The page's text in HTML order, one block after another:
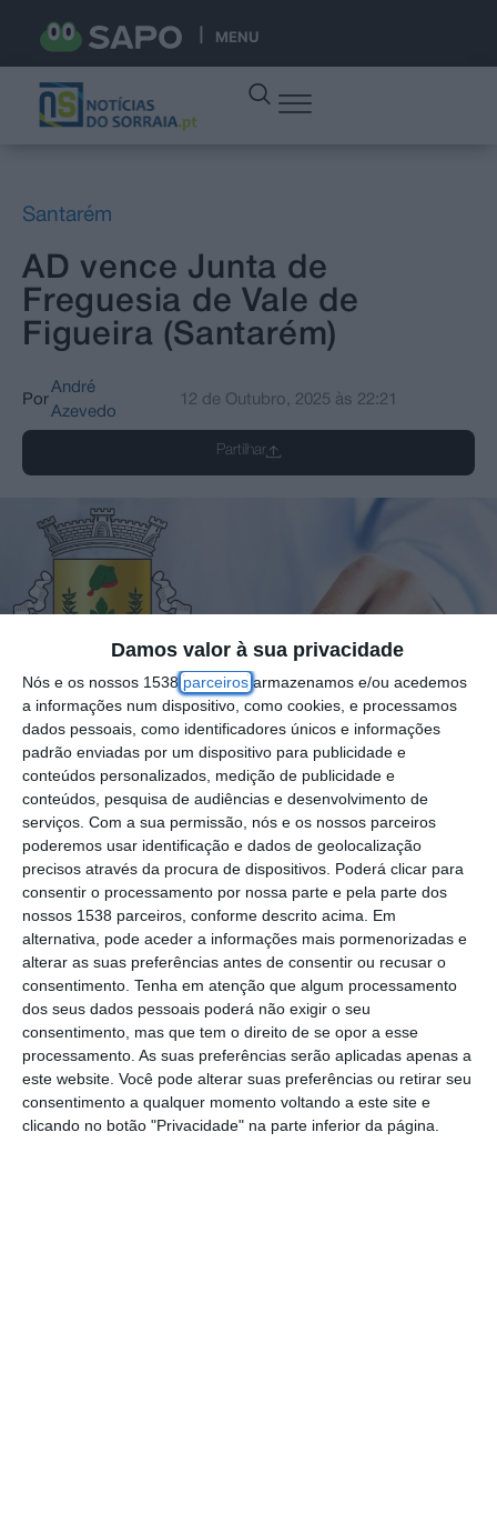
Damos valor à sua privacidade
Nós e os nossos 1538 parceiros armazenamos e/ou acedemos
a informações num dispositivo, como cookies, e processamos
dados pessoais, como identificadores únicos e informações
padrão enviadas por um dispositivo para publicidade e
conteúdos personalizados, medição de publicidade e
conteúdos, pesquisa de audiências e desenvolvimento de
serviços. Com a sua permissão, nós e os nossos parceiros
poderemos usar identificação e dados de geolocalização
precisos através da procura de dispositivos. Poderá clicar para
consentir o processamento por nossa parte e pela parte dos
nossos 1538 parceiros, conforme descrito acima. Em
alternativa, pode aceder a informações mais pormenorizadas e
alterar as suas preferências antes de consentir ou recusar o
consentimento. Tenha em atenção que algum processamento
dos seus dados pessoais poderá não exigir o seu
consentimento, mas que tem o direito de se opor a esse
processamento. As suas preferências serão aplicadas apenas a
este website. Você pode alterar suas preferências ou retirar seu
consentimento a qualquer momento voltando a este site e
clicando no botão "Privacidade" na parte inferior da página.
MENU
Santarém
AD vence Junta de
Freguesia de Vale de
Figueira (Santarém)
Por
André
Azevedo
12 de Outubro, 2025 às 22:21
Partilhar
Realizaram-se este domingo, 12 de outubro,
as eleições autárquicas, que definem os
autarcas para os próximos quatro anos.
Na Junta de Freguesia de Vale de Figueira,
concelho de Santarém, o vencedor foi a
coligação AD (PPD-PSD e CDS-PP)